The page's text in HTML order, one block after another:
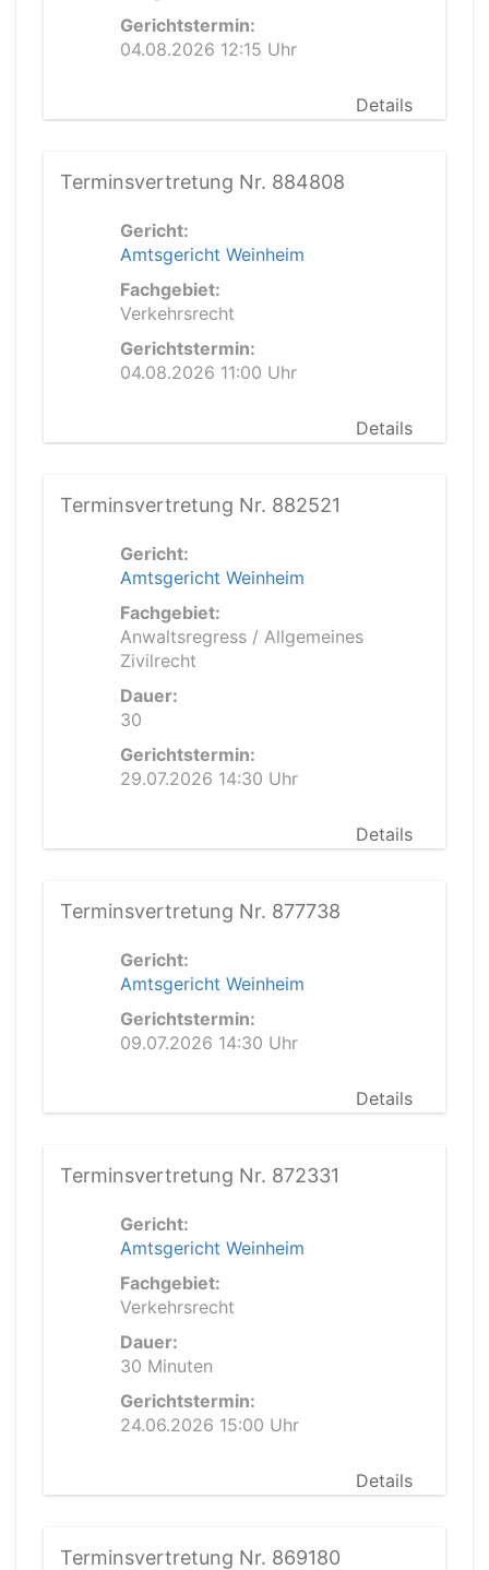
Gerichtstermin:
04.08.2026 12:15 Uhr
Details
Terminsvertretung Nr. 884808
Gericht:
Amtsgericht Weinheim
Fachgebiet:
Verkehrsrecht
Gerichtstermin:
04.08.2026 11:00 Uhr
Details
Terminsvertretung Nr. 882521
Gericht:
Amtsgericht Weinheim
Fachgebiet:
Anwaltsregress / Allgemeines
Zivilrecht
Dauer:
30
Gerichtstermin:
29.07.2026 14:30 Uhr
Details
Terminsvertretung Nr. 877738
Gericht:
Amtsgericht Weinheim
Gerichtstermin:
09.07.2026 14:30 Uhr
Details
Terminsvertretung Nr. 872331
Gericht:
Amtsgericht Weinheim
Fachgebiet:
Verkehrsrecht
Dauer:
30 Minuten
Gerichtstermin:
24.06.2026 15:00 Uhr
Details
Terminsvertretung Nr. 869180